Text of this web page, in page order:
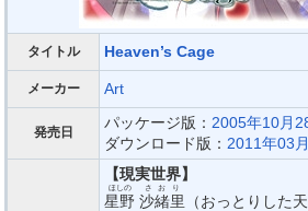
タイトル Heaven’s Cage
メーカー Art
発売日
パッケージ版： 2005年10月
ダウンロード版： 2011年03
【現実世界】
星野
ほしの
沙緒里
さおり
（おっとりした